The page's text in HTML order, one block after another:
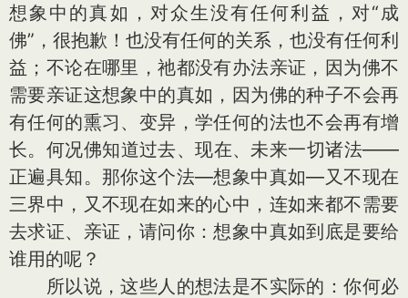
想象中的真如，对众生没有任何利益，对“成
佛”，很抱歉！也没有任何的关系，也没有任何利
益；不论在哪里，祂都没有办法亲证，因为佛不
需要亲证这想象中的真如，因为佛的种子不会再
有任何的熏习、变异，学任何的法也不会再有增
长。何况佛知道过去、现在、未来一切诸法——
正遍具知。那你这个法—想象中真如—又不现在
三界中，又不现在如来的心中，连如来都不需要
去求证、亲证，请问你：想象中真如到底是要给
谁用的呢？
所以说，这些人的想法是不实际的：你何必